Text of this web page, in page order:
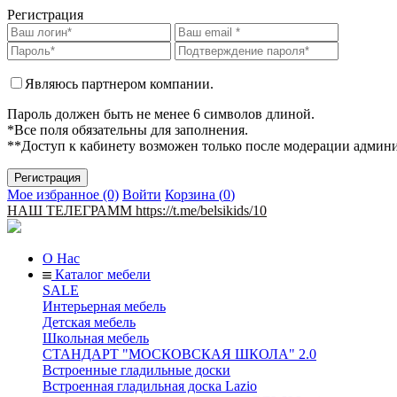
Регистрация
Являюсь партнером компании.
Пароль должен быть не менее 6 символов длиной.
*Все поля обязательны для заполнения.
**Доступ к кабинету возможен только после модерации
Мое избранное (0) Войти Корзина (0)
НАШ ТЕЛЕГРАММ https://t.me/belsikids/10
О Нас
Каталог мебели
SALE
Интерьерная мебель
Детская мебель
Школьная мебель
СТАНДАРТ "МОСКОВСКАЯ ШКОЛА" 2.0
Встроенные гладильные доски
Встроенная гладильная доска Lazio